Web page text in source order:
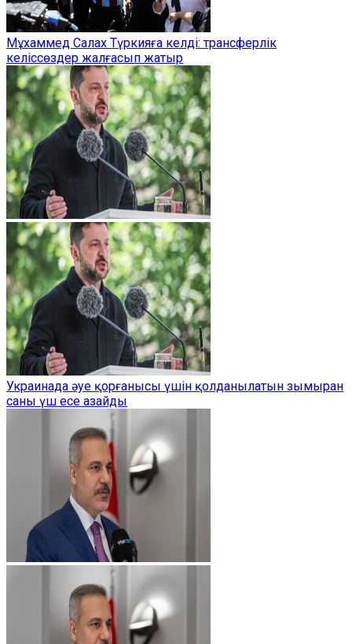
Мұхаммед Салах Түркияға келді: трансферлік
келіссөздер жалғасып жатыр
Украинада әуе қорғанысы үшін қолданылатын зымыран
саны үш есе азайды